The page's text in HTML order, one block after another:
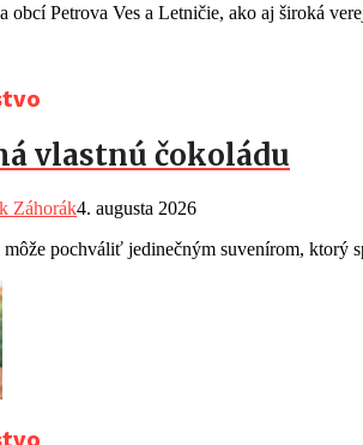
obcí Petrova Ves a Letničie, ako aj široká
vlastnú čokoládu
Záhorák4. augusta 2026
môže pochváliť jedinečným suvenírom, ktorý